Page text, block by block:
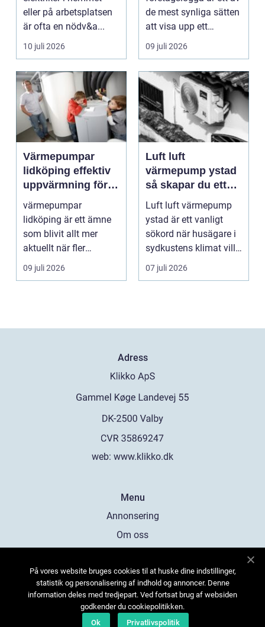
eller på arbetsplatsen
är ofta en nödv&a...
10 juli 2026
de mest synliga sätten
att visa upp ett
varum...
09 juli 2026
Värmepumpar
lidköping effektiv
uppvärmning för
hus och
fastigheter
värmepumpar
lidköping är ett ämne
som blivit allt mer
aktuellt när fler
fastighetsägare vill
kombine...
09 juli 2026
Luft luft
värmepump ystad
så skapar du ett
behagligt
inomhusklimat
Året om
Luft luft värmepump
ystad är ett vanligt
sökord när husägare i
sydkustens klimat vill
hitta ett smar...
07 juli 2026
Adress
web: www.klikko.dk
Menu
Annonsering
Om oss
Kontakta oss
Sitemap
På vores website bruges cookies til at huske dine indstillinger,
statistik og personalisering af indhold og annoncer. Denne
information deles med tredjepart. Ved fortsat brug af websiden
godkender du cookiepolitikken.
Ok
Privatlivspolitik